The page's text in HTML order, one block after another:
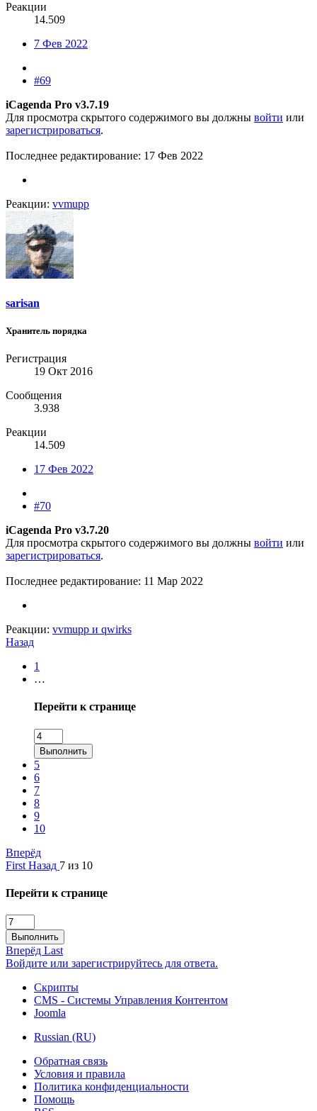
Реакции
14.509
7 Фев 2022
#69
iCagenda Pro v3.7.19
Для просмотра скрытого содержимого вы должны войти или
зарегистрироваться.
Последнее редактирование: 17 Фев 2022
Реакции: vvmupp
sarisan
Хранитель порядка
Регистрация
19 Окт 2016
Сообщения
3.938
Реакции
14.509
17 Фев 2022
#70
iCagenda Pro v3.7.20
Для просмотра скрытого содержимого вы должны войти или
зарегистрироваться.
Последнее редактирование: 11 Мар 2022
Реакции: vvmupp и qwirks
Назад
1
…
Перейти к странице
Выполнить
5
6
7
8
9
10
Вперёд
First Назад 7 из 10
Перейти к странице
Выполнить
Вперёд Last
Войдите или зарегистрируйтесь для ответа.
Скрипты
CMS - Системы Управления Контентом
Joomla
Russian (RU)
Обратная связь
Условия и правила
Политика конфиденциальности
Помощь